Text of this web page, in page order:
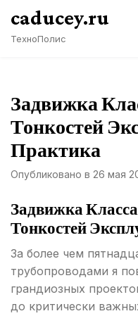
Перейти
содержимому
caducey.ru
ТехноПолис
Задвижка
Тонкостей
Практика
Опубликовано в 26 мая
Задвижка
Тонкостей
За более чем
трубопроводами я
грандиозных
до критически